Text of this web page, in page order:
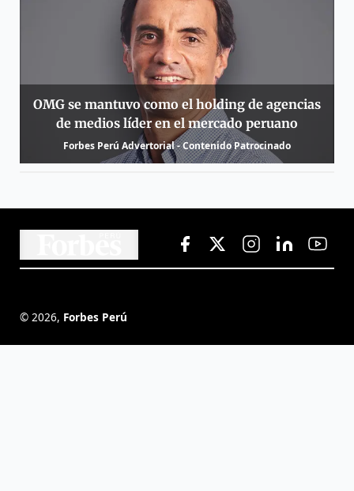
OMG se mantuvo como el holding de agencias
de medios líder en el mercado peruano
Forbes Perú Advertorial - Contenido Patrocinado
© 2026, Forbes Perú